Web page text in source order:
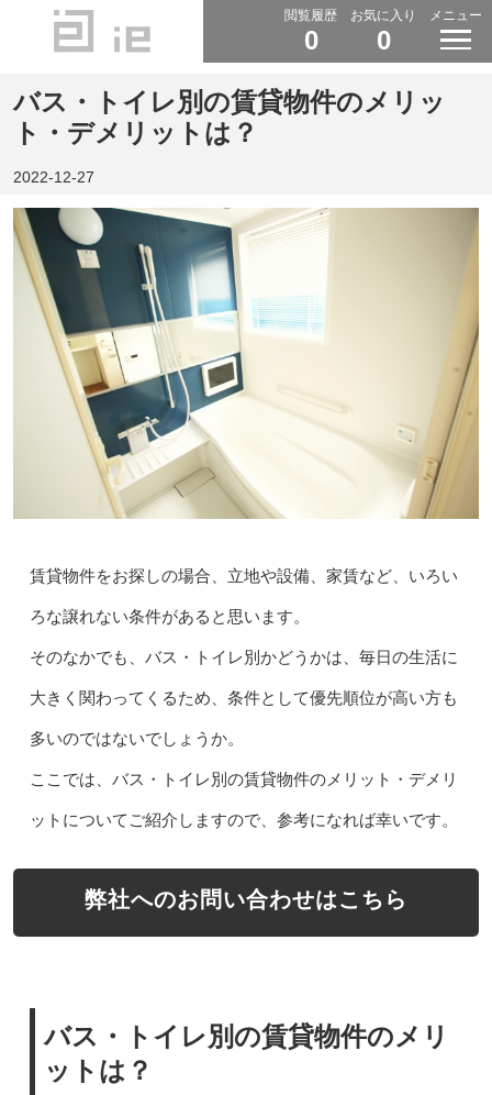
閲覧履歴
0
お気に入り
0
メニュー
バス・トイレ別の賃貸物件のメリッ
ト・デメリットは？
2022-12-27
賃貸物件をお探しの場合、立地や設備、家賃など、いろい
ろな譲れない条件があると思います。
そのなかでも、バス・トイレ別かどうかは、毎日の生活に
大きく関わってくるため、条件として優先順位が高い方も
多いのではないでしょうか。
ここでは、バス・トイレ別の賃貸物件のメリット・デメリ
ットについてご紹介しますので、参考になれば幸いです。
弊社へのお問い合わせはこちら
バス・トイレ別の賃貸物件のメリ
ットは？